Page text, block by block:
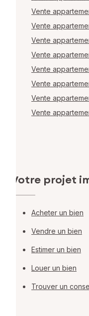
Vente
Vente
Vente
Vente
Vente
Vente
Vente
Vente
Votre projet
Acheter un bien
Vendre un bien
Estimer un bien
Louer un bien
Trouver un